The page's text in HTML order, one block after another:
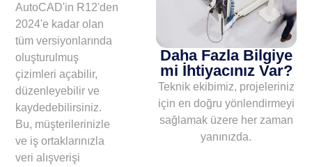
AutoCAD'in R12'den
2024'e kadar olan
tüm versiyonlarında
oluşturulmuş
çizimleri açabilir,
düzenleyebilir ve
kaydedebilirsiniz.
Bu, müşterilerinizle
ve iş ortaklarınızla
veri alışverişi
Daha Fazla Bilgiye
mi İhtiyacınız Var?
Teknik ekibimiz, projeleriniz
için en doğru yönlendirmeyi
sağlamak üzere her zaman
yanınızda.